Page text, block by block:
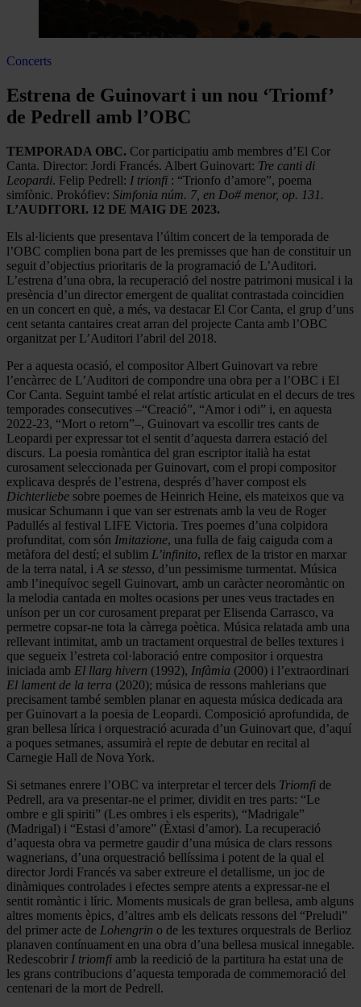
Concerts
Estrena de Guinovart i un nou ‘Triomf’
de Pedrell amb l’OBC
TEMPORADA OBC. Cor participatiu amb membres d’El Cor
Canta. Director: Jordi Francés. Albert Guinovart: Tre canti di
Leopardi. Felip Pedrell: I trionfi : “Trionfo d’amore”, poema
simfònic. Prokófiev: Simfonia núm. 7, en Do# menor, op. 131.
L’AUDITORI. 12 DE MAIG DE 2023.
Els al·licients que presentava l’últim concert de la temporada de
l’OBC complien bona part de les premisses que han de constituir un
seguit d’objectius prioritaris de la programació de L’Auditori.
L’estrena d’una obra, la recuperació del nostre patrimoni musical i la
presència d’un director emergent de qualitat contrastada coincidien
en un concert en què, a més, va destacar El Cor Canta, el grup d’uns
cent setanta cantaires creat arran del projecte Canta amb l’OBC
organitzat per L’Auditori l’abril del 2018.
Per a aquesta ocasió, el compositor Albert Guinovart va rebre
l’encàrrec de L’Auditori de compondre una obra per a l’OBC i El
Cor Canta. Seguint també el relat artístic articulat en el decurs de tres
temporades consecutives –“Creació”, “Amor i odi” i, en aquesta
2022-23, “Mort o retorn”–, Guinovart va escollir tres cants de
Leopardi per expressar tot el sentit d’aquesta darrera estació del
discurs. La poesia romàntica del gran escriptor italià ha estat
curosament seleccionada per Guinovart, com el propi compositor
explicava després de l’estrena, després d’haver compost els
Dichterliebe sobre poemes de Heinrich Heine, els mateixos que va
musicar Schumann i que van ser estrenats amb la veu de Roger
Padullés al festival LIFE Victoria. Tres poemes d’una colpidora
profunditat, com són Imitazione, una fulla de faig caiguda com a
metàfora del destí; el sublim L’infinito, reflex de la tristor en marxar
de la terra natal, i A se stesso, d’un pessimisme turmentat. Música
amb l’inequívoc segell Guinovart, amb un caràcter neoromàntic on
la melodia cantada en moltes ocasions per unes veus tractades en
uníson per un cor curosament preparat per Elisenda Carrasco, va
permetre copsar-ne tota la càrrega poètica. Música relatada amb una
rellevant intimitat, amb un tractament orquestral de belles textures i
que segueix l’estreta col·laboració entre compositor i orquestra
iniciada amb El llarg hivern (1992), Infàmia (2000) i l’extraordinari
El lament de la terra (2020); música de ressons mahlerians que
precisament també semblen planar en aquesta música dedicada ara
per Guinovart a la poesia de Leopardi. Composició aprofundida, de
gran bellesa lírica i orquestració acurada d’un Guinovart que, d’aquí
a poques setmanes, assumirà el repte de debutar en recital al
Carnegie Hall de Nova York.
Si setmanes enrere l’OBC va interpretar el tercer dels Triomfi de
Pedrell, ara va presentar-ne el primer, dividit en tres parts: “Le
ombre e gli spiriti” (Les ombres i els esperits), “Madrigale”
(Madrigal) i “Estasi d’amore” (Èxtasi d’amor). La recuperació
d’aquesta obra va permetre gaudir d’una música de clars ressons
wagnerians, d’una orquestració bellíssima i potent de la qual el
director Jordi Francés va saber extreure el detallisme, un joc de
dinàmiques controlades i efectes sempre atents a expressar-ne el
sentit romàntic i líric. Moments musicals de gran bellesa, amb alguns
altres moments èpics, d’altres amb els delicats ressons del “Preludi”
del primer acte de Lohengrin o de les textures orquestrals de Berlioz
planaven contínuament en una obra d’una bellesa musical innegable.
Redescobrir I triomfi amb la reedició de la partitura ha estat una de
les grans contribucions d’aquesta temporada de commemoració del
centenari de la mort de Pedrell.